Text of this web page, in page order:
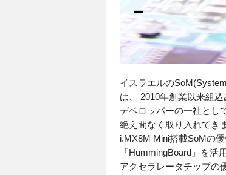
－
イスラエルの
は、 2010年創業以来組
デベロッパーの一社とし
絶え間なく取り入れてき
i.MX8M Mini搭載SoMの
「HummingBoard」を
アクセラレータチップの